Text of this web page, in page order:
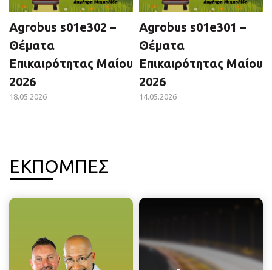
Agrobus s01e302 –
Θέματα
Επικαιρότητας Μαίου
2026
18.05.2026
Agrobus s01e301 –
Θέματα
Επικαιρότητας Μαίου
2026
14.05.2026
ΕΚΠΟΜΠΕΣ